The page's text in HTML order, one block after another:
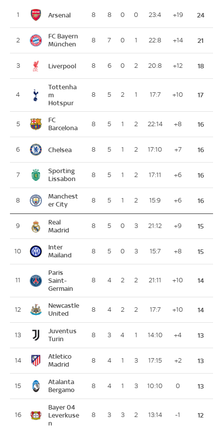
1 Arsenal 8 8 0 0 23:4 +19 24
2
FC Bayern
München
8 7 0 1 22:8 +14 21
3 Liverpool 8 6 0 2 20:8 +12 18
4
Tottenha
m
Hotspur
8 5 2 1 17:7 +10 17
5
FC
Barcelona
8 5 1 2 22:14 +8 16
6 Chelsea 8 5 1 2 17:10 +7 16
7
Sporting
Lissabon
8 5 1 2 17:11 +6 16
8
Manchest
er City
8 5 1 2 15:9 +6 16
9
Real
Madrid
8 5 0 3 21:12 +9 15
10
Inter
Mailand
8 5 0 3 15:7 +8 15
11
Paris
Saint-
Germain
8 4 2 2 21:11 +10 14
12
Newcastle
United
8 4 2 2 17:7 +10 14
13
Juventus
Turin
8 3 4 1 14:10 +4 13
14
Atletico
Madrid
8 4 1 3 17:15 +2 13
15
Atalanta
Bergamo
8 4 1 3 10:10 0 13
16
Bayer 04
Leverkuse
n
8 3 3 2 13:14 -1 12